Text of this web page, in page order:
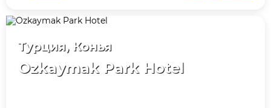
Турция, Конья
Ozkaymak Park Hotel